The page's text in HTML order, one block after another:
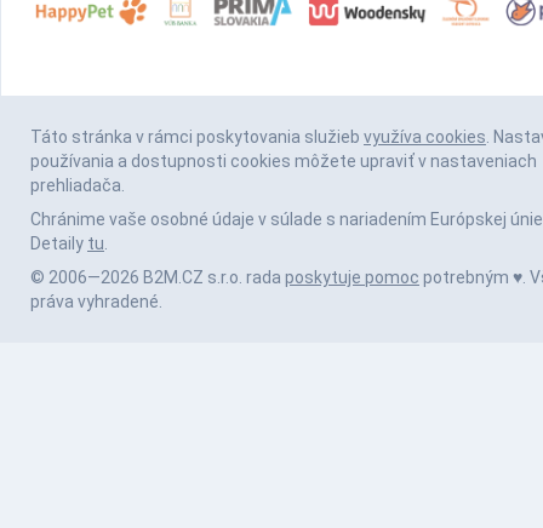
Táto stránka v rámci poskytovania služieb využíva cookies.
používania a dostupnosti cookies môžete upraviť v nastaveniach
prehliadača.
Chránime vaše osobné údaje v súlade s nariadením Európskej únie
Detaily tu.
© 2006—2026 B2M.CZ s.r.o. rada poskytuje pomoc potrebným ♥️.
práva vyhradené.